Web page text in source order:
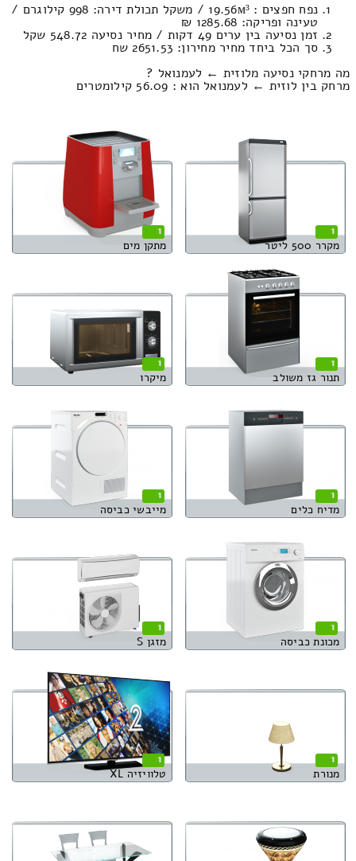
נפח חפצים : 19.56м³ / משקל תכולת דירה: 998 קילוגרם /
טעינה ופריקה: 1285.68 ₪
זמן נסיעה בין ערים 49 דקות / מחיר נסיעה 548.72 שקל
סך הכל ביחד מחיר מחירון: 2651.53 שח
מה מרחקי נסיעה מלוזית ← לעמנואל ?
מרחק בין לוזית ← לעמנואל הוא : 56.09 קילומטרים
1
מקרר 500 ליטר
1
מתקן מים
1
תנור גז משולב
1
מיקרו
1
מדיח כלים
1
מייבשי כביסה
1
מכונת כביסה
1
מזגן S
1
מנורת
1
טלוויזיה XL